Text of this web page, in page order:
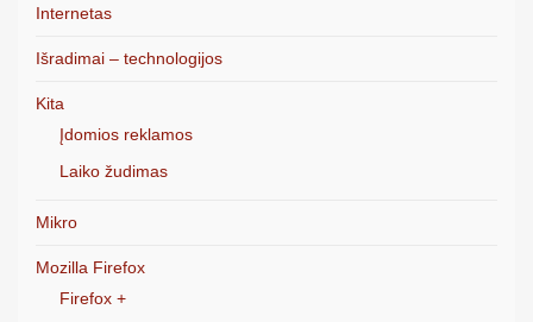
Internetas
Išradimai – technologijos
Kita
Įdomios reklamos
Laiko žudimas
Mikro
Mozilla Firefox
Firefox +